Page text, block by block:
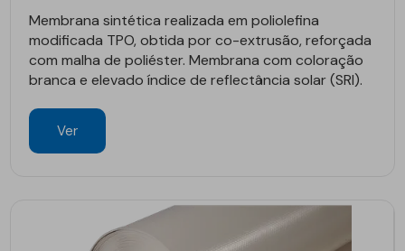
Membrana sintética realizada em poliolefina
modificada TPO, obtida por co-extrusão, reforçada
com malha de poliéster. Membrana com coloração
branca e elevado índice de reflectância solar (SRI).
Ver